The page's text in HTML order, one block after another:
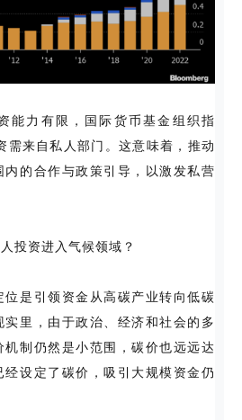
能力有限，国际货币基金组织指
需来自私人部门。这意味着，推动
的合作与政策引导，以激发私营
投资进入气候领域？
是引领资金从高碳产业转向低碳
实里，由于政治、经济和社会的多
制仍然是小范围，碳价也远远达
设定了碳价，吸引大规模资金仍